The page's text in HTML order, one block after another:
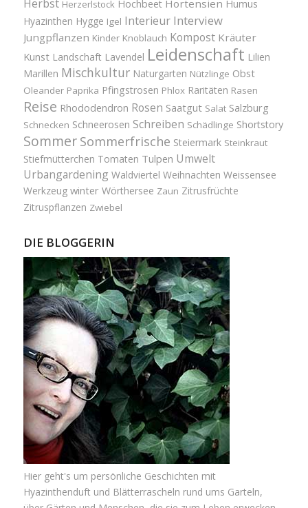
Herbst Herzerlstock Hochbeet Hortensien Humus
Hyazinthen Hygge Igel Interieur Interview
Jungpflanzen Kinder Knoblauch Kompost Kräuter
Kunst Landschaft Lavendel Leidenschaft Lilien
Marillen Mischkultur Naturgarten Nützlinge Obst
Oleander Paprika Pfingstrosen Phlox Raritäten Rasen
Reise Rhododendron Rosen Saatgut Salat Salzburg
Schnecken Schneerosen Schreiben Schädlinge Shortstory
Sommer Sommerfrische Steiermark Steinkraut
Stiefmütterchen Tomaten Tulpen Umwelt
Urbangardening Waldviertel Weihnachten Weissensee
Werkzeug winter Wörthersee Zaun Zitrusfrüchte
Zitruspflanzen Zwiebel
DIE BLOGGERIN
Hier geht's um persönliche Geschichten mit
Hyazinthenduft und Blätterrascheln rund ums Garteln,